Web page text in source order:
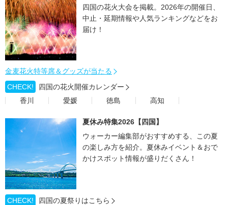
四国の花火大会を掲載。2026年の開催日、
中止・延期情報や人気ランキングなどをお
届け！
金麦花火特等席＆グッズが当たる
CHECK!
四国の花火開催カレンダー
香川
愛媛 徳島 高知
夏休み特集2026【四国】
ウォーカー編集部がおすすめする、この夏
の楽しみ方を紹介。夏休みイベント＆おで
かけスポット情報が盛りだくさん！
CHECK!
四国の夏祭りはこちら